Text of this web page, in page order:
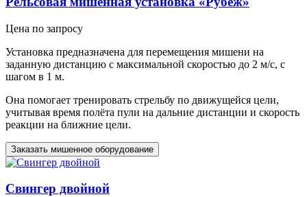
Цена по запросу
Установка предназначена для перемещения мишени на
заданную дистанцию с максимальной скоростью до 2 м/с, с
шагом в 1 м.
Она помогает тренировать стрельбу по движущейся цели,
учитывая время полёта пули на дальние дистанции и скорость
реакции на ближние цели.
Заказать мишенное оборудование
Свингер двойной